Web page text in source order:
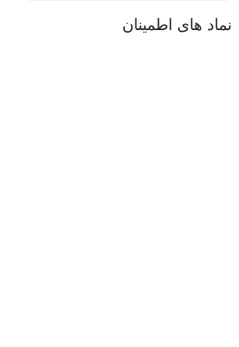
نماد های اطمینان